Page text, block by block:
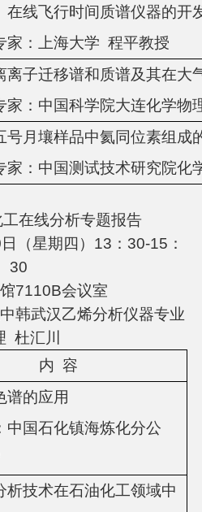
在线飞行时间质谱仪器的开
家：上海大学 程平教授
离子迁移谱和质谱及其在大
家： 中国科学院大连化学物
号月壤样品中氦同位素组成
家： 中国测试技术研究院化
在线分析专题报告
（星期四）13：30-15：
30
7110B会议室
武汉乙烯分析仪器专业
杜汇川
内 容
谱的应用
中国石化镇海炼化分公
析技术在石油化工领域中